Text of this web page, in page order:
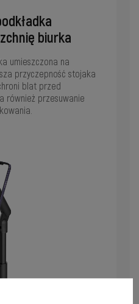
biurka
umieszczona na
przyczepność stojaka
blat przed
również przesuwanie